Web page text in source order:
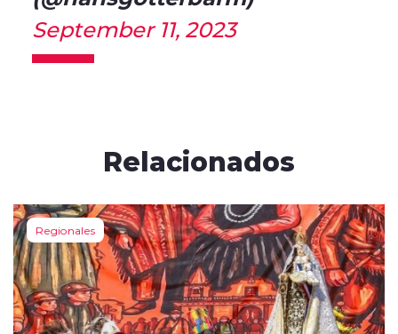
September 11, 2023
Relacionados
Regionales